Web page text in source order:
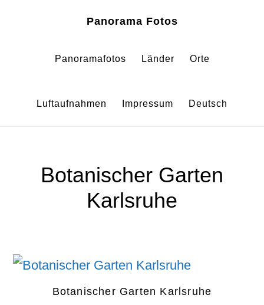
Panorama Fotos
Panoramafotos Länder Orte
Luftaufnahmen Impressum Deutsch
Botanischer Garten
Karlsruhe
Botanischer Garten Karlsruhe